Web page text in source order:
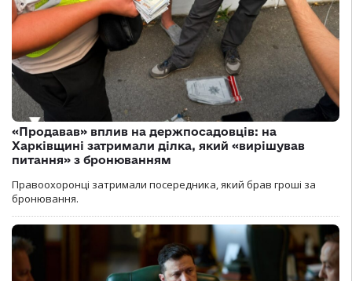
«Продавав» вплив на держпосадовців: на
Харківщині затримали ділка, який «вирішував
питання» з бронюванням
Правоохоронці затримали посередника, який брав гроші за
бронювання.